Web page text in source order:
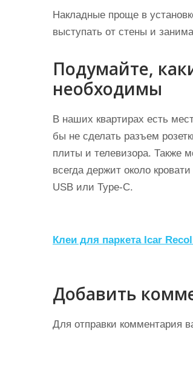
Накладные проще в
выступать от стены и
Подумайте,
необходимы
В наших квартирах есть
бы не сделать разъем
плиты и телевизора. Также
всегда держит около
USB или Type-C.
Н
в
и
г
Клеи для паркета Icar
Добавить
Для отправки комментария